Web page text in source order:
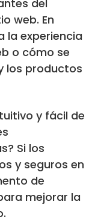
del
web. En
la experiencia
o cómo se
los productos
y fácil de
Si los
y seguros en
de
mejorar la